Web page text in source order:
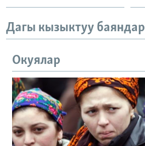
Дагы кызыктуу баяндар
Окуялар